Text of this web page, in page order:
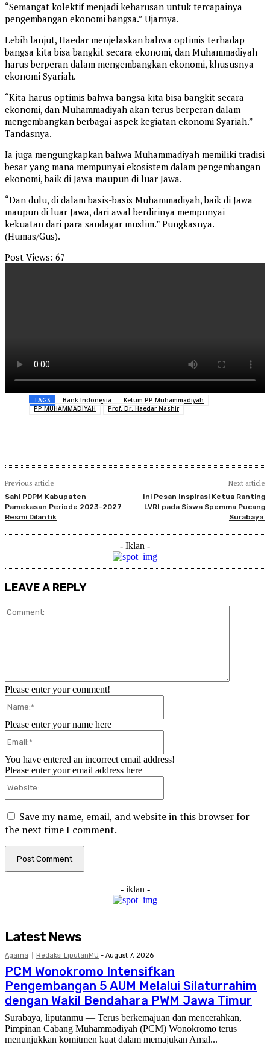
“Semangat kolektif menjadi keharusan untuk tercapainya
pengembangan ekonomi bangsa.” Ujarnya.
Lebih lanjut, Haedar menjelaskan bahwa optimis terhadap
bangsa kita bisa bangkit secara ekonomi, dan Muhammadiyah
harus berperan dalam mengembangkan ekonomi, khususnya
ekonomi Syariah.
“Kita harus optimis bahwa bangsa kita bisa bangkit secara
ekonomi, dan Muhammadiyah akan terus berperan dalam
mengembangkan berbagai aspek kegiatan ekonomi Syariah.”
Tandasnya.
Ia juga mengungkapkan bahwa Muhammadiyah memiliki tradisi
besar yang mana mempunyai ekosistem dalam pengembangan
ekonomi, baik di Jawa maupun di luar Jawa.
“Dan dulu, di dalam basis-basis Muhammadiyah, baik di Jawa
maupun di luar Jawa, dari awal berdirinya mempunyai
kekuatan dari para saudagar muslim.” Pungkasnya.
(Humas/Gus).
Post Views: 67
TAGS Bank Indonesia
Ketum PP Muhammadiyah
PP MUHAMMADIYAH
Prof. Dr. Haedar Nashir
Previous article
Sah! PDPM Kabupaten
Pamekasan Periode 2023-2027
Resmi Dilantik
Next article
Ini Pesan Inspirasi Ketua Ranting
LVRI pada Siswa Spemma Pucang
Surabaya
- Iklan -
LEAVE A REPLY
Please enter your comment!
Please enter your name here
You have entered an incorrect email address!
Please enter your email address here
Save my name, email, and website in this browser for
the next time I comment.
- iklan -
Latest News
Agama Redaksi LiputanMU - August 7, 2026
PCM Wonokromo Intensifkan
Pengembangan 5 AUM Melalui Silaturrahim
dengan Wakil Bendahara PWM Jawa Timur
Surabaya, liputanmu — Terus berkemajuan dan mencerahkan,
Pimpinan Cabang Muhammadiyah (PCM) Wonokromo terus
menunjukkan komitmen kuat dalam memajukan Amal...